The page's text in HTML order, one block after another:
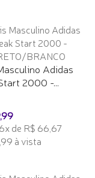
Adidas
2000 -...
de R$ 66,67
à vista